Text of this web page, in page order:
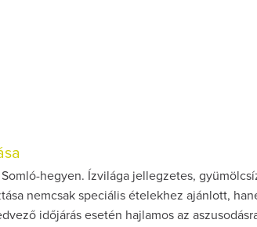
hegyen. Ízvilága jellegzetes,
nemcsak speciális ételekhez ajánlott,
időjárás esetén hajlamos az